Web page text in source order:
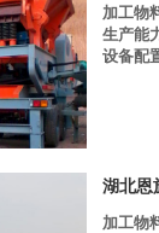
加工物
生产能
设备配
湖北恩
加工物